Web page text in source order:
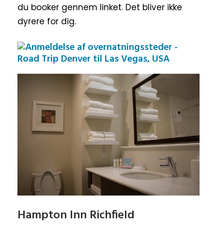
du booker gennem linket. Det bliver ikke
dyrere for dig.
Hampton Inn Richfield